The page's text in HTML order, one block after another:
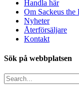
Handla här
Om Sackeus the
Nyheter
Återförsäljare
Kontakt
Sök på webbplatsen